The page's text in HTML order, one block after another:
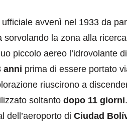
avvenì nel 1933 da
sorvolando la zona alla
piccolo aereo l’idrovolante
anni prima di essere portato
riuscirono a
soltanto dopo 11 giorni
dell’aeroporto di Ciudad